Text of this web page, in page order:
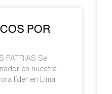
POR
PATRIAS Se
en nuestra
líder en Lima